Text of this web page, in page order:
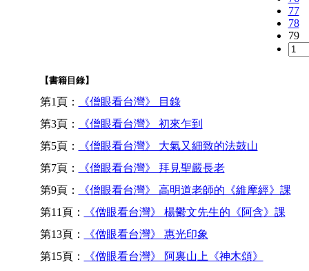
77
78
79
【書籍目錄】
第1頁：
《僧眼看台灣》 目錄
第3頁：
《僧眼看台灣》 初來乍到
第5頁：
《僧眼看台灣》 大氣又細致的法鼓山
第7頁：
《僧眼看台灣》 拜見聖嚴長老
第9頁：
《僧眼看台灣》 高明道老師的《維摩經》課
第11頁：
《僧眼看台灣》 楊鬱文先生的《阿含》課
第13頁：
《僧眼看台灣》 惠光印象
第15頁：
《僧眼看台灣》 阿裏山上《神木頌》